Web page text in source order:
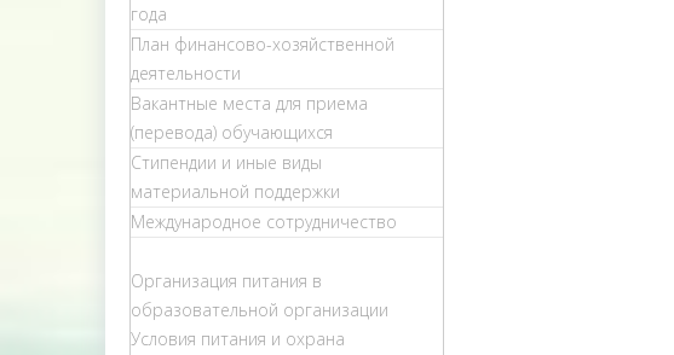
года
План финансово-хозяйственной
деятельности
Вакантные места для приема
(перевода) обучающихся
Стипендии и иные виды
материальной поддержки
Международное сотрудничество
Организация питания в
образовательной организации
Условия питания и охрана